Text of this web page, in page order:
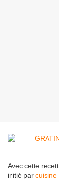
Avec cette
initié par cuisine